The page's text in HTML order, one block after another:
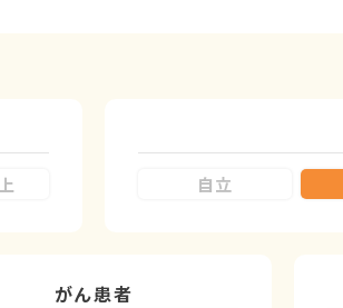
自立
がん患者